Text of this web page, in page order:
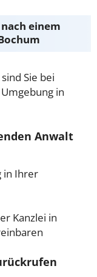
einem
sind Sie bei
in
Anwalt
in Ihrer
Kanzlei in